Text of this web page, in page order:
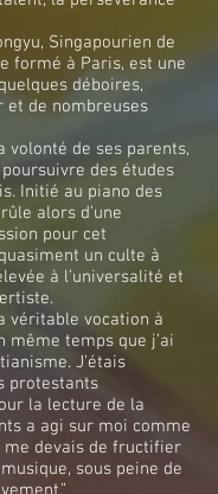
Singapourien de
formé à Paris, est une
déboires,
et de nombreuses
volonté de ses parents,
des études
Initié au piano des
alors d’une
pour cet
un culte à
à l’universalité et
véritable vocation à
même temps que j’ai
J’étais
protestants
la lecture de la
a agi sur moi comme
me devais de fructifier
sous peine de